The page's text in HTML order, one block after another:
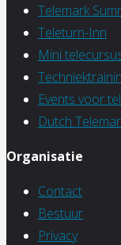
Telemark
Teleturn-Inn
Mini
Events voor
Dutch
Organisatie
Contact
Bestuur
Privacy